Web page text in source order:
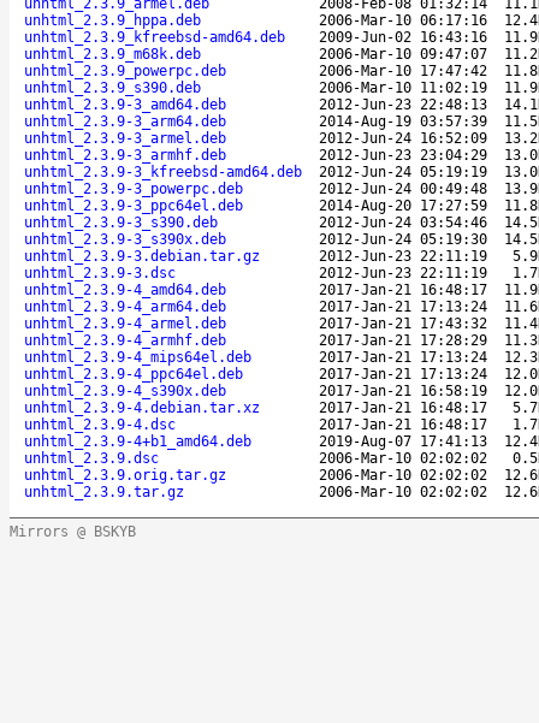
unhtml_2.3.9_armel.deb
2008-Feb-08 01:32:14
unhtml_2.3.9_hppa.deb
2006-Mar-10 06:17:16
unhtml_2.3.9_kfreebsd-amd64.deb
2009-Jun-02 16:43:16
unhtml_2.3.9_m68k.deb
2006-Mar-10 09:47:07
unhtml_2.3.9_powerpc.deb
2006-Mar-10 17:47:42
unhtml_2.3.9_s390.deb
2006-Mar-10 11:02:19
unhtml_2.3.9-3_amd64.deb
2012-Jun-23 22:48:13
unhtml_2.3.9-3_arm64.deb
2014-Aug-19 03:57:39
unhtml_2.3.9-3_armel.deb
2012-Jun-24 16:52:09
unhtml_2.3.9-3_armhf.deb
2012-Jun-23 23:04:29
unhtml_2.3.9-3_kfreebsd-amd64.deb
2012-Jun-24 05:19:19
unhtml_2.3.9-3_powerpc.deb
2012-Jun-24 00:49:48
unhtml_2.3.9-3_ppc64el.deb
2014-Aug-20 17:27:59
unhtml_2.3.9-3_s390.deb
2012-Jun-24 03:54:46
unhtml_2.3.9-3_s390x.deb
2012-Jun-24 05:19:30
unhtml_2.3.9-3.debian.tar.gz
2012-Jun-23 22:11:19
unhtml_2.3.9-3.dsc
2012-Jun-23 22:11:19
unhtml_2.3.9-4_amd64.deb
2017-Jan-21 16:48:17
unhtml_2.3.9-4_arm64.deb
2017-Jan-21 17:13:24
unhtml_2.3.9-4_armel.deb
2017-Jan-21 17:43:32
unhtml_2.3.9-4_armhf.deb
2017-Jan-21 17:28:29
unhtml_2.3.9-4_mips64el.deb
2017-Jan-21 17:13:24
unhtml_2.3.9-4_ppc64el.deb
2017-Jan-21 17:13:24
unhtml_2.3.9-4_s390x.deb
2017-Jan-21 16:58:19
unhtml_2.3.9-4.debian.tar.xz
2017-Jan-21 16:48:17
unhtml_2.3.9-4.dsc
2017-Jan-21 16:48:17
unhtml_2.3.9-4+b1_amd64.deb
2019-Aug-07 17:41:13
unhtml_2.3.9.dsc
2006-Mar-10 02:02:02
unhtml_2.3.9.orig.tar.gz
2006-Mar-10 02:02:02
unhtml_2.3.9.tar.gz
2006-Mar-10 02:02:02
Mirrors @ BSKYB